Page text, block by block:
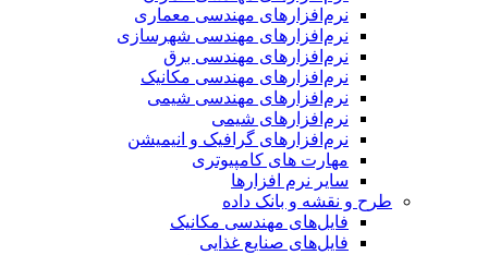
نرم‌افزارهای مهندسی معماری
نرم‌افزارهای مهندسی شهرسازی
نرم‌افزارهای مهندسی برق
نرم‌افزارهای مهندسی مکانیک
نرم‌افزارهای مهندسی شیمی
نرم‌افزارهای شیمی
نرم‌افزارهای گرافیک و انیمیشن
مهارت های کامپیوتری
سایر نرم افزارها
طرح و نقشه و بانک داده
فایل‌های مهندسی مکانیک
فایل‌های صنایع غذایی